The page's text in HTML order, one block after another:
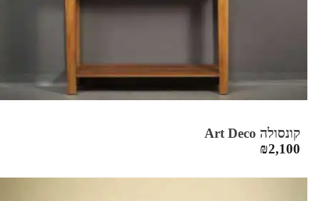
קונסולה Art Deco
₪2,100